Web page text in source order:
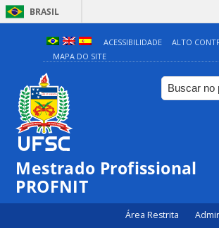
BRASIL
ACESSIBILIDADE
ALTO
MAPA DO SITE
Mestrado Profissional
PROFNIT
Área Restrita